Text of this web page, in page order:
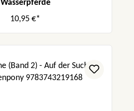
Wasserpferde
10,95 €*